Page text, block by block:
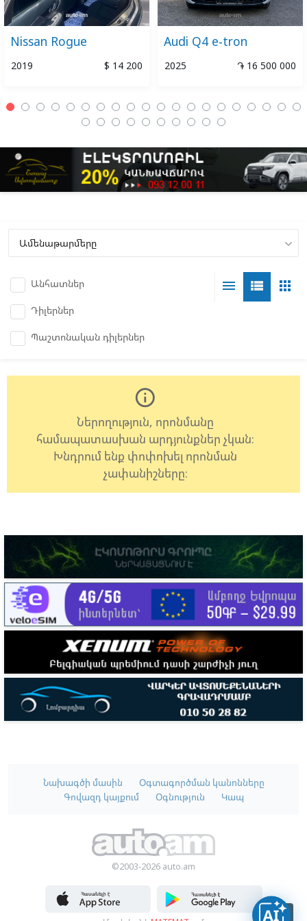
Nissan Rogue
2019 $ 14 200
Audi Q4 e-tron
2025 ֏ 16 500 000
Անհատներ
Դիլերներ
Պաշտոնական դիլերներ
apps
view_list
menu
info_outline
Ներողություն, որոնմանը
համապատասխան արդյունքներ չկան:
Խնդրում ենք փոփոխել որոնման
չափանիշները:
Նախագծի մասին
Օգտագործման կանոնները
Գովազդ կայքում
Օգնություն Կապ
©2003-2026 auto.am